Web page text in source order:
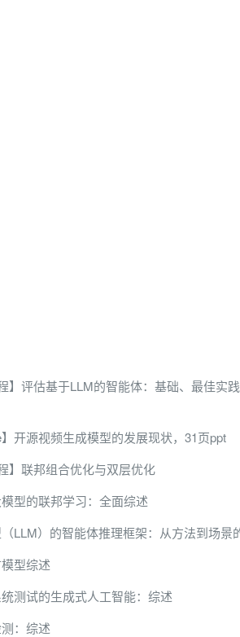
】评估基于LLM的智能体：基础、最佳实
】开源视频生成模型的发展现状，31页ppt
】联邦组合优化与双层优化
型的联邦学习：全面综述
LLM）的智能体推理框架：从方法到场景
型综述
测试的生成式人工智能：综述
：综述